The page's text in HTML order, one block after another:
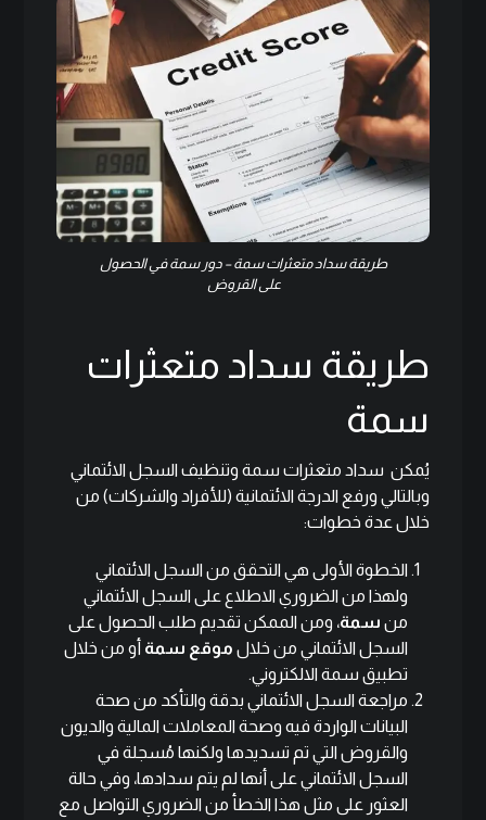
طريقة سداد متعثرات سمة –دور سمة في الحصول
على القروض
طريقة سداد متعثرات
سمة
يُمكن سداد متعثرات سمة وتنظيف السجل الائتماني
وبالتالي ورفع الدرجة الائتمانية (للأفراد والشركات) من
خلال عدة خطوات:
الخطوة الأولى هي التحقق من السجل الائتماني
ولهذا من الضروري الاطلاع على السجل الائتماني
من سمة، ومن الممكن تقديم طلب الحصول على
السجل الائتماني من خلال موقع سمة أو من خلال
تطبيق سمة الالكتروني.
مراجعة السجل الائتماني بدقة والتأكد من صحة
البيانات الواردة فيه وصحة المعاملات المالية والديون
والقروض التي تم تسديدها ولكنها مُسجلة في
السجل الائتماني على أنها لم يتم سدادها، وفي حالة
العثور على مثل هذا الخطأ من الضروري التواصل مع